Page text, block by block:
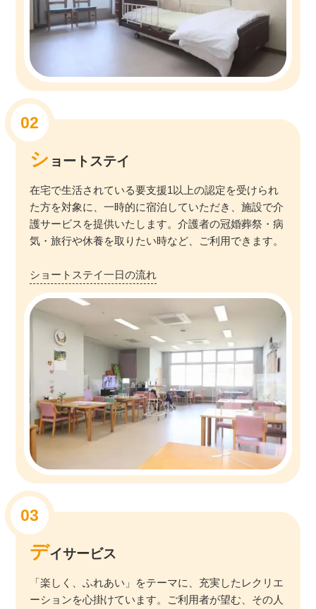
シ ョートステイ
在宅で生活されている要支援1以上の認定を受けられ
た方を対象に、一時的に宿泊していただき、施設で介
護サービスを提供いたします。介護者の冠婚葬祭・病
気・旅行や休養を取りたい時など、ご利用できます。
ショートステイ一日の流れ
デイサービス
「楽しく、ふれあい」をテーマに、充実したレクリエ
ーションを心掛けています。ご利用者が望む、その人